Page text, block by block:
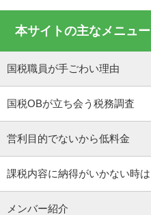
本サイトの主なメニュー
国税職員が手ごわい理由
国税OBが立ち会う税務調査
営利目的でないから低料金
課税内容に納得がいかない時は
メンバー紹介